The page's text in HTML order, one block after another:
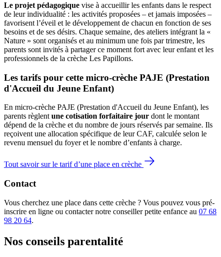
Le projet pédagogique vise à accueillir les enfants dans le respect
de leur individualité : les activités proposées – et jamais imposées –
favorisent l’éveil et le développement de chacun en fonction de ses
besoins et de ses désirs. Chaque semaine, des ateliers intégrant la «
Nature » sont organisés et au minimum une fois par trimestre, les
parents sont invités à partager ce moment fort avec leur enfant et les
professionnels de la crèche Les Papillons.
Les tarifs pour cette micro-crèche PAJE (Prestation
d'Accueil du Jeune Enfant)
En micro-crèche PAJE (Prestation d'Accueil du Jeune Enfant), les
parents règlent une cotisation forfaitaire jour dont le montant
dépend de la crèche et du nombre de jours réservés par semaine. Ils
reçoivent une allocation spécifique de leur CAF, calculée selon le
revenu mensuel du foyer et le nombre d’enfants à charge.
Tout savoir sur le tarif d’une place en crèche
Contact
Vous cherchez une place dans cette crèche ? Vous pouvez vous pré-
inscrire en ligne ou contacter notre conseiller petite enfance au 07 68
98 20 64.
Nos conseils parentalité